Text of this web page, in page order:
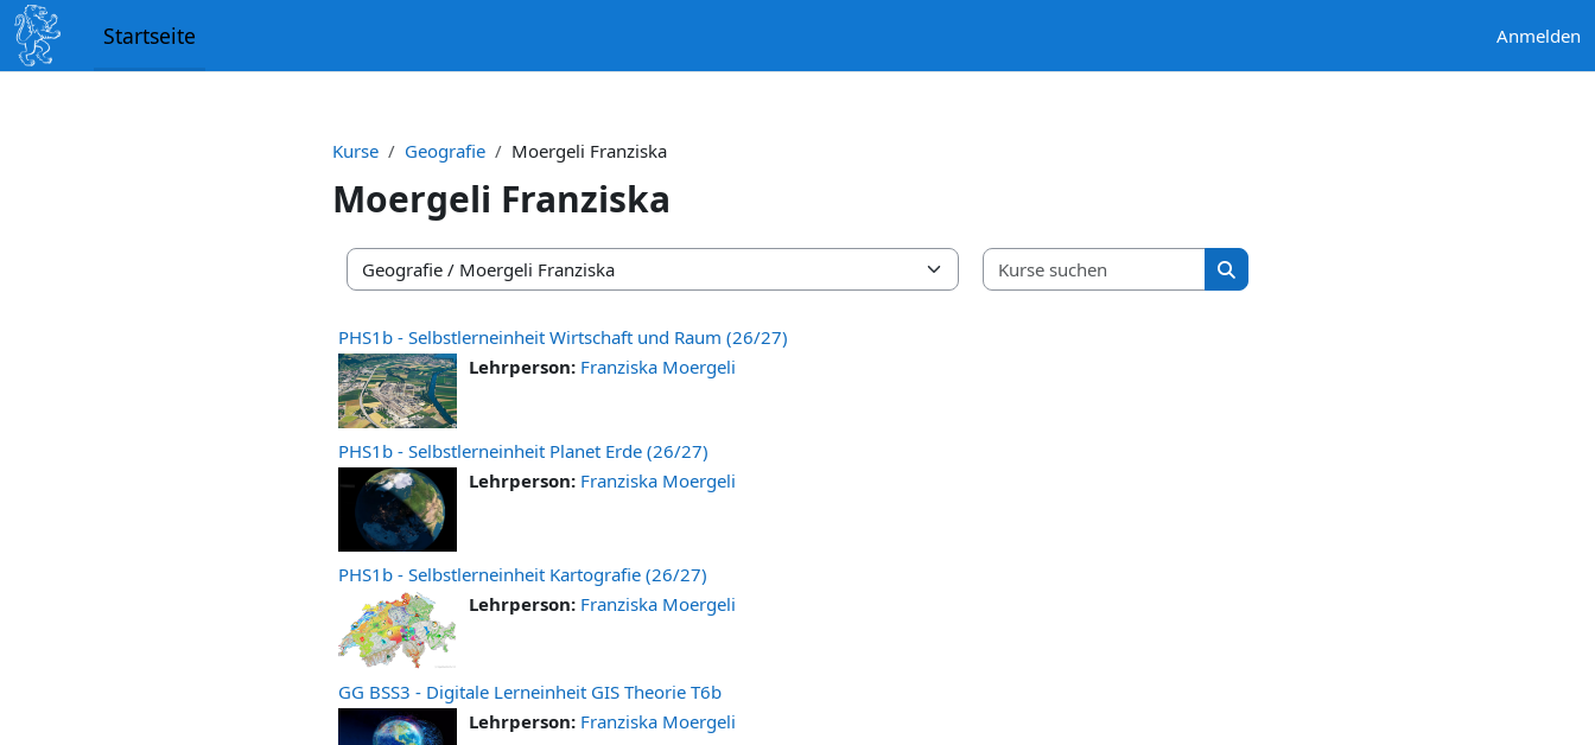
Zum Hauptinhalt
Startseite Anmelden
Kurse Geografie Moergeli Franziska
Moergeli Franziska
Kursbereiche
Kurse suchen
Kurse suchen
PHS1b - Selbstlerneinheit Wirtschaft und Raum (26/27)
Lehrperson: Franziska Moergeli
PHS1b - Selbstlerneinheit Planet Erde (26/27)
Lehrperson: Franziska Moergeli
PHS1b - Selbstlerneinheit Kartografie (26/27)
Lehrperson: Franziska Moergeli
GG BSS3 - Digitale Lerneinheit GIS Theorie T6b
Lehrperson: Franziska Moergeli